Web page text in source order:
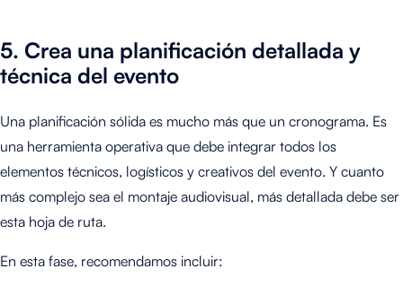
5. Crea una planificación detallada y
técnica del evento
Una planificación sólida es mucho más que un cronograma. Es
una herramienta operativa que debe integrar todos los
elementos técnicos, logísticos y creativos del evento. Y cuanto
más complejo sea el montaje audiovisual, más detallada debe ser
esta hoja de ruta.
En esta fase, recomendamos incluir: